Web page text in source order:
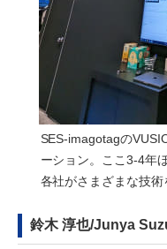
SES-imagotagの
ーション。ここ3-4年
各社がさまざまな技術
鈴木 淳也/Junya